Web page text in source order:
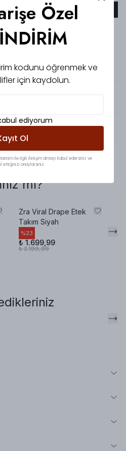
yenilenecek mi?
Emine
G N.
mı?
Zra Viral Drape Etek
Takım Siyah
%23
₺ 1.699,99
₺ 2.199,99
Özel
kodunu öğrenmek ve
için kaydolun.
ediyorum
Ol
ile ilgili iletişim almayı kabul edersiniz ve
ettiğinizi onaylarsınız.